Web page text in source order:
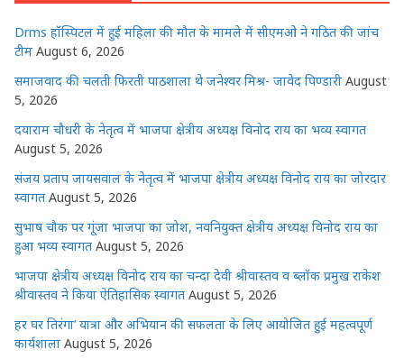
p
p
o
o
k
g
r
n
Drms हॉस्पिटल में हुई महिला की मौत के मामले में सीएमओ ने गठित की जांच
टीम August 6, 2026
समाजवाद की चलती फिरती पाठशाला थे जनेश्वर मिश्र- जावेद पिण्डारी August
5, 2026
दयाराम चौधरी के नेतृत्व में भाजपा क्षेत्रीय अध्यक्ष विनोद राय का भव्य स्वागत
August 5, 2026
संजय प्रताप जायसवाल के नेतृत्व में भाजपा क्षेत्रीय अध्यक्ष विनोद राय का जोरदार
स्वागत August 5, 2026
सुभाष चौक पर गूंजा भाजपा का जोश, नवनियुक्त क्षेत्रीय अध्यक्ष विनोद राय का
हुआ भव्य स्वागत August 5, 2026
भाजपा क्षेत्रीय अध्यक्ष विनोद राय का चन्दा देवी श्रीवास्तव व ब्लॉक प्रमुख राकेश
श्रीवास्तव ने किया ऐतिहासिक स्वागत August 5, 2026
हर घर तिरंगा’ यात्रा और अभियान की सफलता के लिए आयोजित हुई महत्वपूर्ण
कार्यशाला August 5, 2026